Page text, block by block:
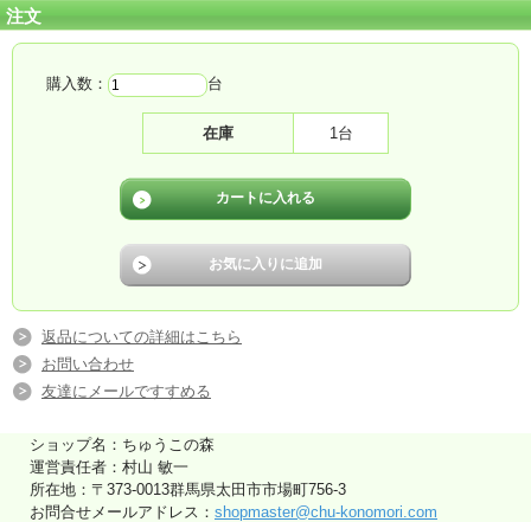
注文
購入数： 台
在庫 1台
返品についての詳細はこちら
お問い合わせ
友達にメールですすめる
ショップ名：ちゅうこの森
運営責任者：村山 敏一
所在地：〒373-0013群馬県太田市市場町756-3
お問合せメールアドレス： shopmaster@chu-konomori.com